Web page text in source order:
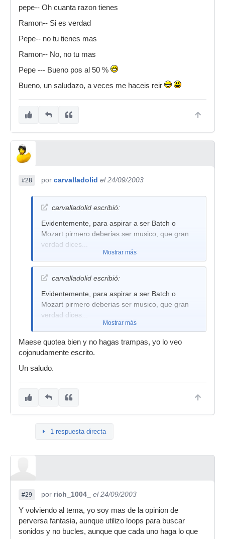
pepe-- Oh cuanta razon tienes
Ramon-- Si es verdad
Pepe-- no tu tienes mas
Ramon-- No, no tu mas
Pepe --- Bueno pos al 50 %
Bueno, un saludazo, a veces me haceis reir
#28 por carvalladolid el 24/09/2003
carvalladolid escribió:
Evidentemente, para aspirar a ser Batch o
Mozart pirmero deberias ser musico, que gran
verdad dices...
Mostrar más
carvalladolid escribió:
Evidentemente, para aspirar a ser Batch o
Mozart pirmero deberias ser musico, que gran
verdad dices...
Mostrar más
Maese quotea bien y no hagas trampas, yo lo veo
cojonudamente escrito.
Un saludo.
1 respuesta directa
#29 por rich_1004_
el 24/09/2003
Y volviendo al tema, yo soy mas de la opinion de
perversa fantasia, aunque utilizo loops para buscar
sonidos y no bucles, aunque que cada uno haga lo que